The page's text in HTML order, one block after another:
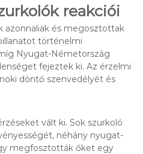
reakciói
azonnaliak és megosztottak
történelmi
Nyugat-Németország
fejeztek ki. Az érzelmi
döntő szenvedélyét és
vált ki. Sok szurkoló
néhány nyugat-
megfosztották őket egy